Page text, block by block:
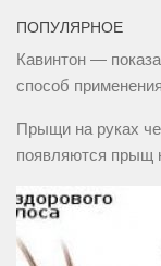
ПОПУЛЯРНОЕ
Кавинтон —
способ применения
Прыщи на руках
появляются прыщ